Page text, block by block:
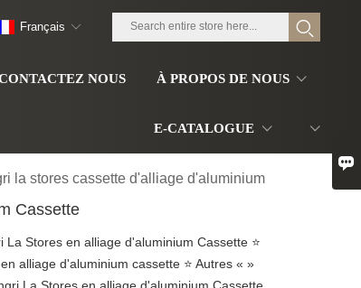
NOUS À PROPOS DE NOUS
E-CATALOGUE
Français
la stores cassette d'alliage d'aluminium
Cassette
Stores en alliage d'aluminium Cassette ⭐
alliage d'aluminium cassette ⭐ Autres « »
